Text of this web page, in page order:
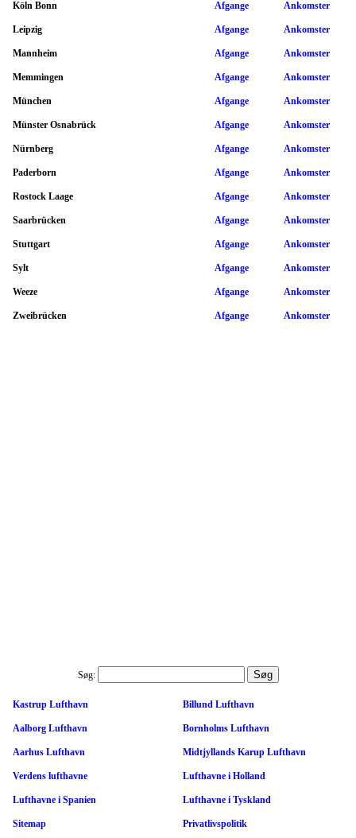
Köln Bonn Afgange Ankomster
Leipzig Afgange Ankomster
Mannheim Afgange Ankomster
Memmingen Afgange Ankomster
München Afgange Ankomster
Münster Osnabrück Afgange Ankomster
Nürnberg Afgange Ankomster
Paderborn Afgange Ankomster
Rostock Laage Afgange Ankomster
Saarbrücken Afgange Ankomster
Stuttgart Afgange Ankomster
Sylt Afgange Ankomster
Weeze Afgange Ankomster
Zweibrücken Afgange Ankomster
Søg:
Kastrup Lufthavn Billund Lufthavn
Aalborg Lufthavn Bornholms Lufthavn
Aarhus Lufthavn Midtjyllands Karup Lufthavn
Verdens lufthavne Lufthavne i Holland
Lufthavne i Spanien Lufthavne i Tyskland
Sitemap Privatlivspolitik